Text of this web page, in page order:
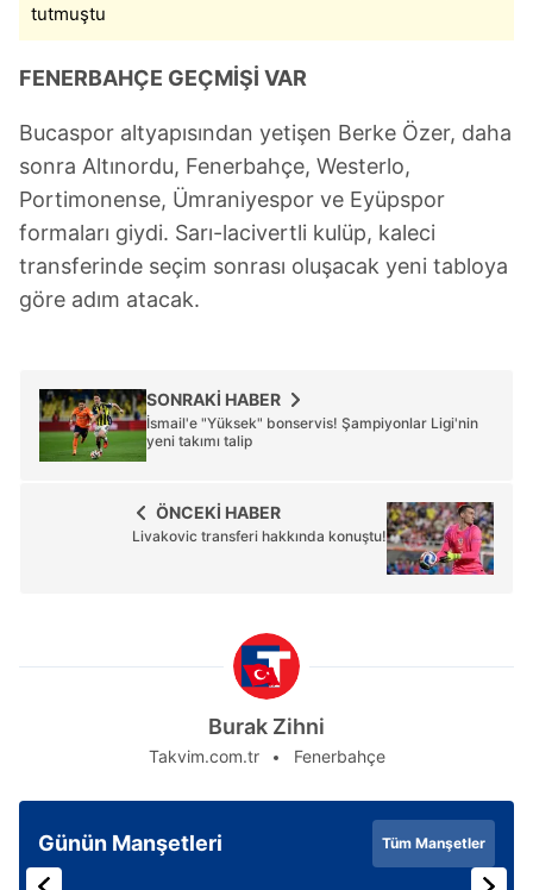
kullanılmaktadır. Diğer çerezler, sitemizin daha işlevsel
reklam/pazarlama faaliyetlerinin yapılması, amaçlarıyla
Çerezlere ilişkin tercihlerinizi aşağıda yer alan panel
vasıtasıyla belirleyebilirsiniz. Çerezlere ilişkin detaylı bilgi
için Ayarlar butonuna tıklayabilir, Çerez Bilgilendirme
ziyaret edebilirsiniz.
6698 sayılı Kişisel Verilerin Korunması Kanunu uyarınca
almak için lütfentıklayınız.
tutmuştu
FENERBAHÇE GEÇMİŞİ VAR
Bucaspor altyapısından yetişen Berke Özer, daha
sonra Altınordu, Fenerbahçe, Westerlo,
Portimonense, Ümraniyespor ve Eyüpspor
formaları giydi. Sarı-lacivertli kulüp, kaleci
transferinde seçim sonrası oluşacak yeni tabloya
göre adım atacak.
SONRAKİ HABER
İsmail'e "Yüksek" bonservis! Şampiyonlar Ligi'nin
yeni takımı talip
ÖNCEKİ HABER
Livakovic transferi hakkında konuştu!
Burak Zihni
Takvim.com.tr Fenerbahçe
Günün Manşetleri Tüm Manşetler